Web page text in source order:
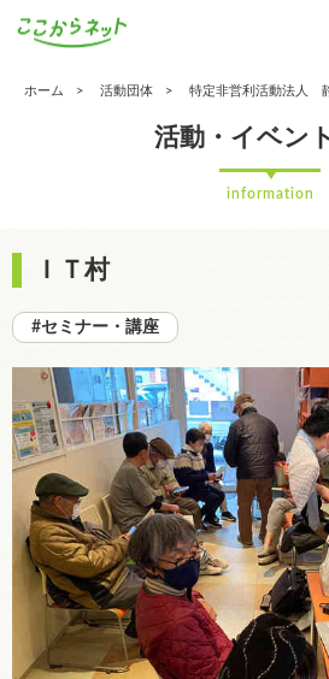
ホーム 活動団体 特定非営利活動法人
活動・イベン
information
ＩＴ村
#セミナー・講座